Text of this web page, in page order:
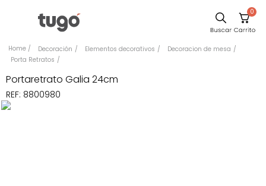
0
Decoración Elementos decorativos
Decoracion de mesa
Porta Retratos
Portaretrato Galia 24cm
REF: 8800980
Comedor
Escritorio